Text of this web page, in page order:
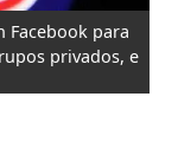
Facebook para
privados, e